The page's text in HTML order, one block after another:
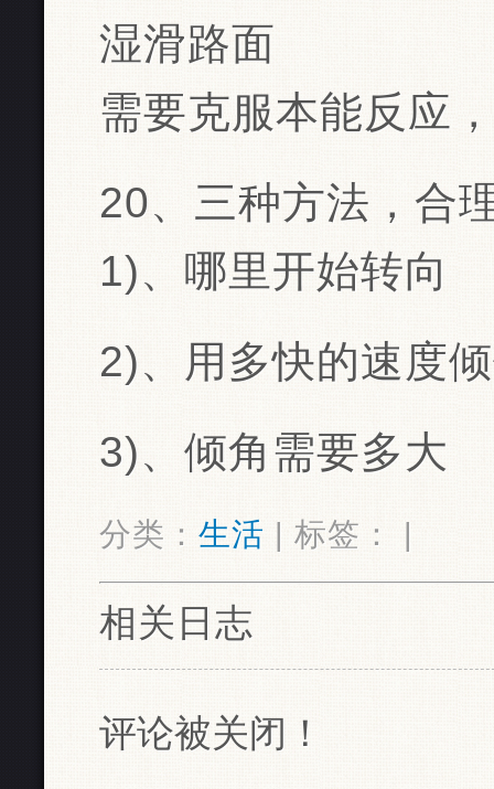
湿滑路面
需要克服本能反应
20、三种方法，合
1)、哪里开始转向
2)、用多快的速度
3)、倾角需要多大
分类： 生活 | 标签： |
相关日志
评论被关闭！